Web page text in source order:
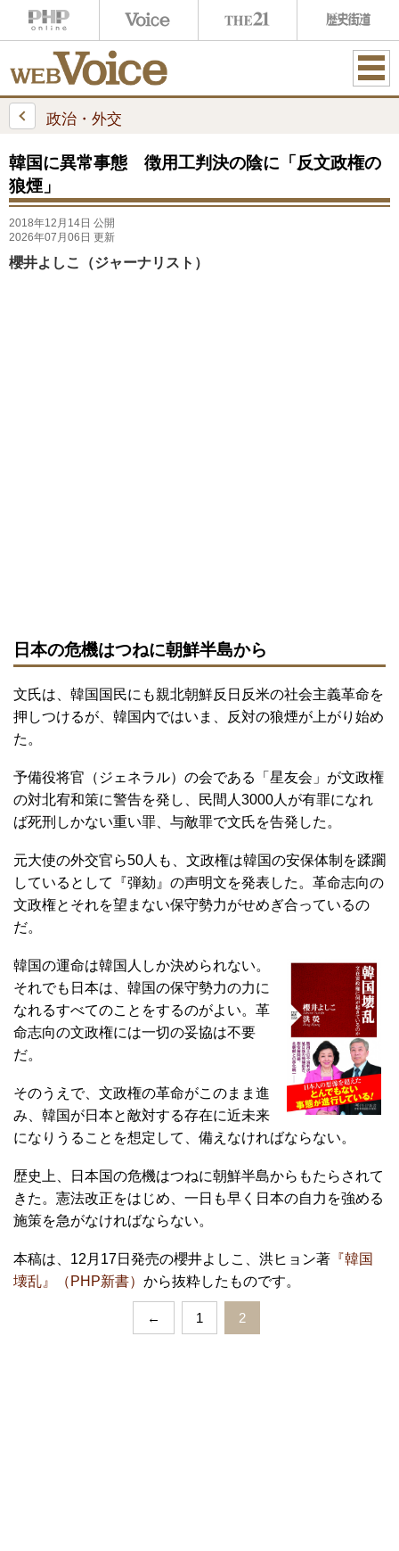
ME
政治・外交
韓国に異常事態 徴用工判決の陰に「反文政権の
狼煙」
2018年12月14日 公開
2026年07月06日 更新
櫻井よしこ（ジャーナリスト）
日本の危機はつねに朝鮮半島から
文氏は、韓国国民にも親北朝鮮反日反米の社会主義革命を
押しつけるが、韓国内ではいま、反対の狼煙が上がり始め
た。
予備役将官（ジェネラル）の会である「星友会」が文政権
の対北宥和策に警告を発し、民間人3000人が有罪になれ
ば死刑しかない重い罪、与敵罪で文氏を告発した。
元大使の外交官ら50人も、文政権は韓国の安保体制を蹂躙
しているとして『弾劾』の声明文を発表した。革命志向の
文政権とそれを望まない保守勢力がせめぎ合っているの
だ。
韓国の運命は韓国人しか決められない。
それでも日本は、韓国の保守勢力の力に
なれるすべてのことをするのがよい。革
命志向の文政権には一切の妥協は不要
だ。
そのうえで、文政権の革命がこのまま進
み、韓国が日本と敵対する存在に近未来
になりうることを想定して、備えなければならない。
歴史上、日本国の危機はつねに朝鮮半島からもたらされて
きた。憲法改正をはじめ、一日も早く日本の自力を強める
施策を急がなければならない。
本稿は、12月17日発売の櫻井よしこ、洪ヒョン著 『韓国
壊乱』（PHP新書） から抜粋したものです。
← 1 2